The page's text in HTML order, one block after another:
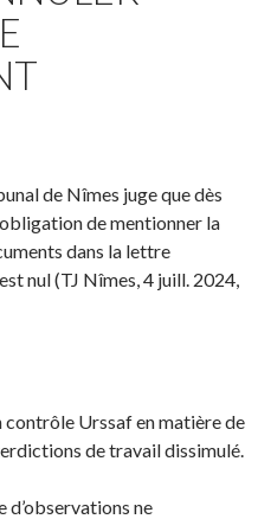
de Nîmes juge que dès
obligation de mentionner la
dans la lettre
nul (TJ Nîmes, 4 juill. 2024,
contrôle Urssaf en matière de
de travail dissimulé.
d’observations ne